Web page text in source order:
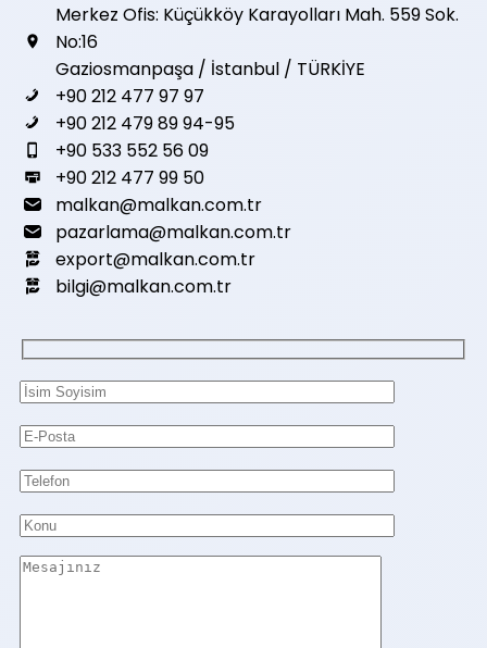
Merkez Ofis: Küçükköy Karayolları Mah. 559 Sok.
No:16
Gaziosmanpaşa / İstanbul / TÜRKİYE
+90 212 477 97 97
+90 212 479 89 94-95
+90 533 552 56 09
+90 212 477 99 50
malkan@malkan.com.tr
pazarlama@malkan.com.tr
export@malkan.com.tr
bilgi@malkan.com.tr